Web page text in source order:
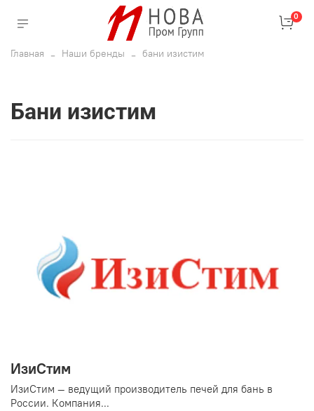
0
Главная Наши бренды бани изистим
бани изистим
ИзиСтим
ИзиСтим — ведущий производитель печей для бань в
России. Компания...